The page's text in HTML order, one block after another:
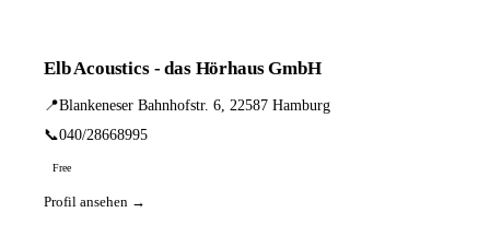
Elb Acoustics - das Hörhaus GmbH
📍Blankeneser Bahnhofstr. 6, 22587 Hamburg
📞040/28668995
Free
Profil ansehen →